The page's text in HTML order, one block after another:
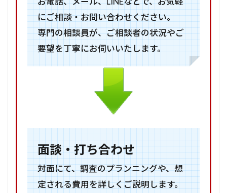
にご相談・お問い合わせください。
専門の相談員が、ご相談者の状況やご
要望を丁寧にお伺いいたします。
面談・打ち合わせ
対面にて、調査のプランニングや、想
定される費用を詳しくご説明します。